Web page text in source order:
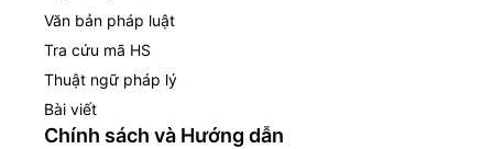
Văn bản pháp luật
Tra cứu mã HS
Thuật ngữ pháp lý
Bài viết
Chính sách và Hướng dẫn